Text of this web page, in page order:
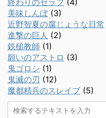
終わりのセラフ (4)
美味しんぼ(3)
近野智夏の腐じょうな日常
進撃の巨人 (2)
鉄槌教師 (1)
願いのアストロ (3)
鬼ゴロシ (1)
鬼滅の刃 (12)
魔都精兵のスレイブ (5)